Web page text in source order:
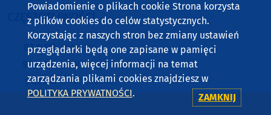
CZĘSTOTLIWOŚCI
87,8 FM MIASTKO
90,9 FM STAROGARD GDAŃSKI
91,7 FM KOŚCIERZYNA
92,6 FM SĘPÓLNO KRAJEŃSKIE
Powiadomienie o plikach cookie Strona korzysta
z plików cookies do celów statystycznych.
Korzystając z naszych stron bez zmiany ustawień
przeglądarki będą one zapisane w pamięci
urządzenia, więcej informacji na temat
zarządzania plikami cookies znajdziesz w
POLITYKA PRYWATNOŚCI. ZAMKNIJ